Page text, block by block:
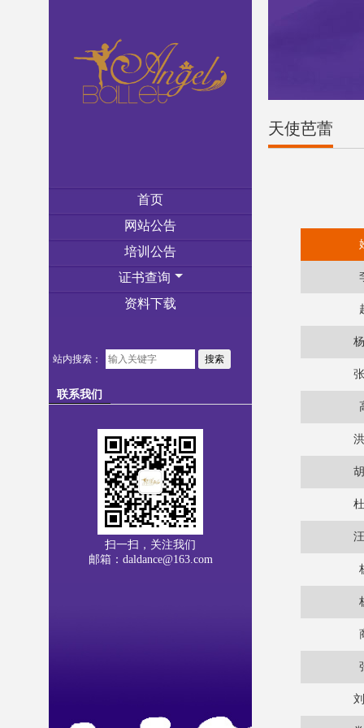
首页
网站公告
培训公告
证书查询
资料下载
站内搜索： 搜索
联系我们
扫一扫，关注我们
邮箱：daldance@163.com
天使芭蕾